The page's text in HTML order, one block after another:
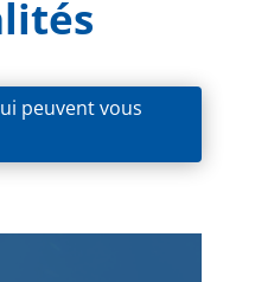
peuvent vous